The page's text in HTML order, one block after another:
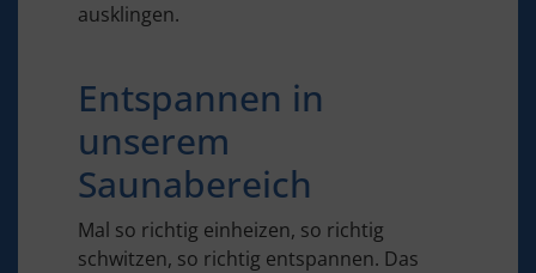
ausklingen.
Entspannen in
unserem
Saunabereich
Mal so richtig einheizen, so richtig
schwitzen, so richtig entspannen. Das